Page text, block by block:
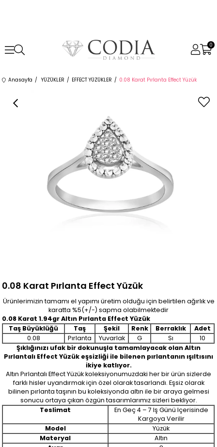
0
Anasayfa YÜZÜKLER EFFECT YÜZÜKLER 0.08 Karat Pırlanta Effect Yüzük
0.08 Karat Pırlanta Effect Yüzük
Ürünlerimizin tamamı el yapımı üretim olduğu için belirtilen ağırlık ve
karatta %5(+/-) sapma olabilmektedir
0.08 Karat 1.94gr Altın Pırlanta Effect Yüzük
Taş Büyüklüğü
Taş Şekil Renk Berraklık
Adet
0.08
Pırlanta Yuvarlak G Sı
10
Şıklığınızı ufak bir dokunuşla tamamlayacak olan Altın
Pırlantalı Effect Yüzük eşsizliği ile bilenen pırlantanın ışıltısını
ikiye katlıyor.
Altın Pırlantalı Effect Yüzük koleksiyonumuzdaki her bir ürün sizlerde
farklı hisler uyandırmak için özel olarak tasarlandı. Eşsiz olarak
bilinen pırlanta taşının bu koleksiyonda altın ile bir araya gelmesi
sonucu ortaya çıkan özgün tasarımlarımız sizleri bekliyor.
Teslimat
En Geç 4 – 7 Iş Günü Içerisinde
Kargoya Verilir
Model
Yüzük
Materyal
Altın